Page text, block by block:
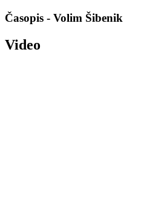
Časopis - Volim Šibenik
Video